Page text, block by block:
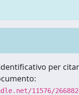
per
11576/